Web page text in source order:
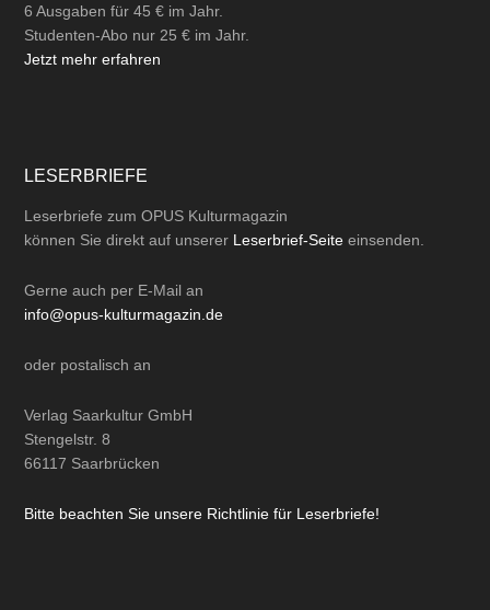
6 Ausgaben für 45 € im Jahr.
Studenten-Abo nur 25 € im Jahr.
Jetzt mehr erfahren
LESERBRIEFE
Leserbriefe zum OPUS Kulturmagazin
können Sie direkt auf unserer Leserbrief-Seite einsenden.
Gerne auch per E-Mail an
info@opus-kulturmagazin.de
oder postalisch an
Verlag Saarkultur GmbH
Stengelstr. 8
66117 Saarbrücken
Bitte beachten Sie unsere Richtlinie für Leserbriefe!